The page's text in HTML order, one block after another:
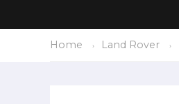
Home Land Rover